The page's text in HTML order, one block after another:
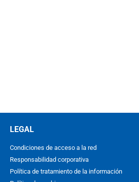
LEGAL
Condiciones de acceso a la red
Responsabilidad corporativa
Política de tratamiento de la información